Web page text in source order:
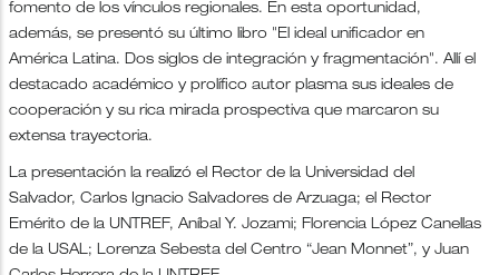
fomento de los vínculos regionales. En esta oportunidad,
además, se presentó su último libro "El ideal unificador en
América Latina. Dos siglos de integración y fragmentación". Allí el
destacado académico y prolífico autor plasma sus ideales de
cooperación y su rica mirada prospectiva que marcaron su
extensa trayectoria.
La presentación la realizó el Rector de la Universidad del
Salvador, Carlos Ignacio Salvadores de Arzuaga; el Rector
Emérito de la UNTREF, Aníbal Y. Jozami; Florencia López Canellas
de la USAL; Lorenza Sebesta del Centro “Jean Monnet”, y Juan